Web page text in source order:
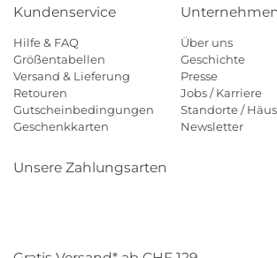
Kundenservice
Hilfe & FAQ
Größentabellen
Versand & Lieferung
Retouren
Gutscheinbedingungen
Geschenkkarten
Unternehmen
Über uns
Geschichte
Presse
Jobs / Karriere
Standorte /
Newsletter
Unsere Zahlungsarten